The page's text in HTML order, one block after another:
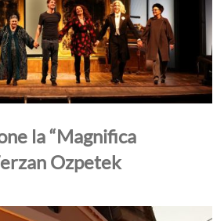
la “Magnifica
Ozpetek